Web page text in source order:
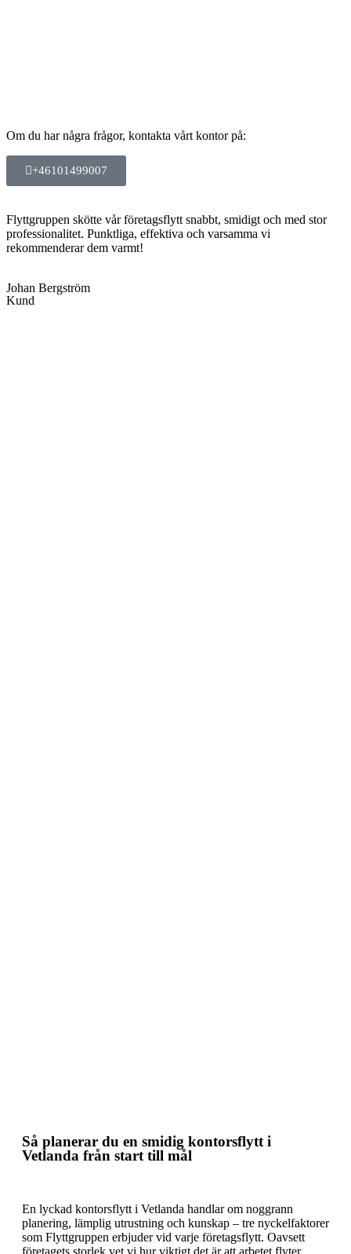
Om du har några frågor, kontakta vårt kontor på:
+46101499007
Flyttgruppen skötte vår företagsflytt snabbt, smidigt och med stor
professionalitet. Punktliga, effektiva och varsamma vi
rekommenderar dem varmt!
Johan Bergström
Kund
Så planerar du en smidig kontorsflytt i
Vetlanda från start till mål
En lyckad kontorsflytt i Vetlanda handlar om noggrann
planering, lämplig utrustning och kunskap – tre nyckelfaktorer
som Flyttgruppen erbjuder vid varje företagsflytt. Oavsett
företagets storlek vet vi hur viktigt det är att arbetet flyter